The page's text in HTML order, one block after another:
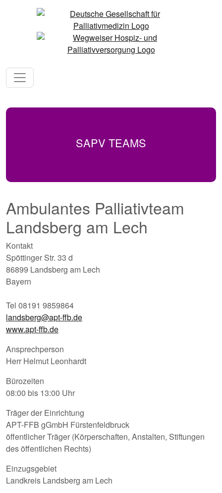
SAPV TEAMS
Ambulantes Palliativteam
Landsberg am Lech
Kontakt
Spöttinger Str. 33 d
86899 Landsberg am Lech
Bayern
Tel 08191 9859864
landsberg@apt-ffb.de
www.apt-ffb.de
Ansprechperson
Herr Helmut Leonhardt
Bürozeiten
08:00 bis 13:00 Uhr
Träger der Einrichtung
APT-FFB gGmbH Fürstenfeldbruck
öffentlicher Träger (Körperschaften, Anstalten, Stiftungen
des öffentlichen Rechts)
Einzugsgebiet
Landkreis Landsberg am Lech